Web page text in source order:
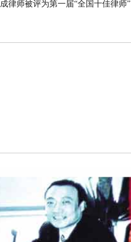
律师被评为第一届“全国十佳律师